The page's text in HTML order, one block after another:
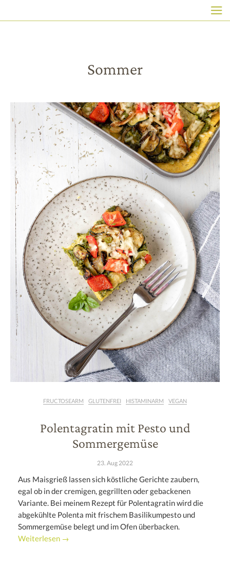
HAUPTNAVIGATION
Sommer
FRUCTOSEARM GLUTENFREI HISTAMINARM VEGAN
Polentagratin mit Pesto und
Sommergemüse
23. Aug 2022
Aus Maisgrieß lassen sich köstliche Gerichte zaubern,
egal ob in der cremigen, gegrillten oder gebackenen
Variante. Bei meinem Rezept für Polentagratin wird die
abgekühlte Polenta mit frischem Basilikumpesto und
Sommergemüse belegt und im Ofen überbacken.
Weiterlesen →